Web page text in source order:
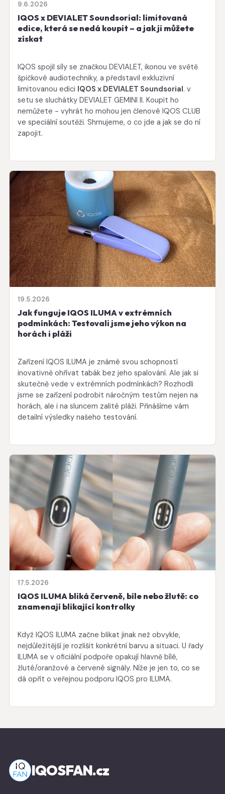
9.6.2026
IQOS x DEVIALET Soundsorial: limitovaná
edice, která se nedá koupit – a jak ji můžete
získat
IQOS spojil síly se značkou DEVIALET, ikonou ve světě
špičkové audiotechniky, a představil exkluzivní
limitovanou edici IQOS x DEVIALET Soundsorial. v
setu se sluchátky DEVIALET GEMINI II. Koupit ho
nemůžete - vyhrát ho mohou jen členové IQOS CLUB
ve speciální soutěži. Shrnujeme, o co jde a jak se do ní
zapojit.
19.5.2026
Jak funguje IQOS ILUMA v extrémních
podmínkách: Testovali jsme jeho výkon na
horách i pláži
Zařízení IQOS ILUMA je známé svou schopností
inovativně ohřívat tabák bez jeho spalování. Ale jak si
skutečně vede v extrémních podmínkách? Rozhodli
jsme se zařízení podrobit náročným testům nejen na
horách, ale i na sluncem zalité pláži. Přinášíme vám
detailní výsledky našeho testování.
17.5.2026
IQOS ILUMA bliká červeně, bíle nebo žlutě: co
znamenají blikající kontrolky
Když IQOS ILUMA začne blikat jinak než obvykle,
nejdůležitější je rozlišit konkrétní barvu a situaci. U řady
ILUMA se v oficiální podpoře opakují hlavně bílé,
žluté/oranžové a červené signály. Níže je jen to, co se
dá opřít o veřejnou podporu IQOS pro ILUMA.
IQOSFAN.cz